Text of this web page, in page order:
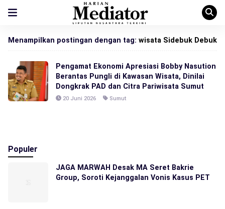
Menampilkan postingan dengan tag: wisata Sidebuk Debuk
Pengamat Ekonomi Apresiasi Bobby Nasution
Berantas Pungli di Kawasan Wisata, Dinilai
Dongkrak PAD dan Citra Pariwisata Sumut
20 Juni 2026 Sumut
Populer
JAGA MARWAH Desak MA Seret Bakrie
Group, Soroti Kejanggalan Vonis Kasus PET